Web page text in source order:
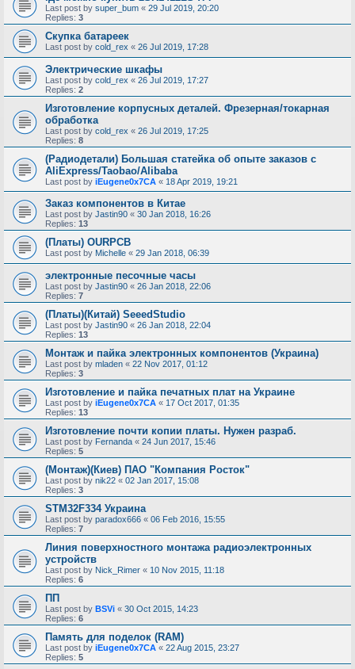
Last post by super_bum « 29 Jul 2019, 20:20
Replies: 3
Скупка батареек
Last post by cold_rex « 26 Jul 2019, 17:28
Электрические шкафы
Last post by cold_rex « 26 Jul 2019, 17:27
Replies: 2
Изготовление корпусных деталей. Фрезерная/токарная
обработка
Last post by cold_rex « 26 Jul 2019, 17:25
Replies: 8
(Радиодетали) Большая статейка об опыте заказов с
AliExpress/Taobao/Alibaba
Last post by iEugene0x7CA « 18 Apr 2019, 19:21
Заказ компонентов в Китае
Last post by Jastin90 « 30 Jan 2018, 16:26
Replies: 13
(Платы) OURPCB
Last post by Michelle « 29 Jan 2018, 06:39
электронные песочные часы
Last post by Jastin90 « 26 Jan 2018, 22:06
Replies: 7
(Платы)(Китай) SeeedStudio
Last post by Jastin90 « 26 Jan 2018, 22:04
Replies: 13
Монтаж и пайка электронных компонентов (Украина)
Last post by mladen « 22 Nov 2017, 01:12
Replies: 3
Изготовление и пайка печатных плат на Украине
Last post by iEugene0x7CA « 17 Oct 2017, 01:35
Replies: 13
Изготовление почти копии платы. Нужен разраб.
Last post by Fernanda « 24 Jun 2017, 15:46
Replies: 5
(Монтаж)(Киев) ПАО "Компания Росток"
Last post by nik22 « 02 Jan 2017, 15:08
Replies: 3
STM32F334 Украина
Last post by paradox666 « 06 Feb 2016, 15:55
Replies: 7
Линия поверхностного монтажа радиоэлектронных
устройств
Last post by Nick_Rimer « 10 Nov 2015, 11:18
Replies: 6
ПП
Last post by BSVi « 30 Oct 2015, 14:23
Replies: 6
Память для поделок (RAM)
Last post by iEugene0x7CA « 22 Aug 2015, 23:27
Replies: 5